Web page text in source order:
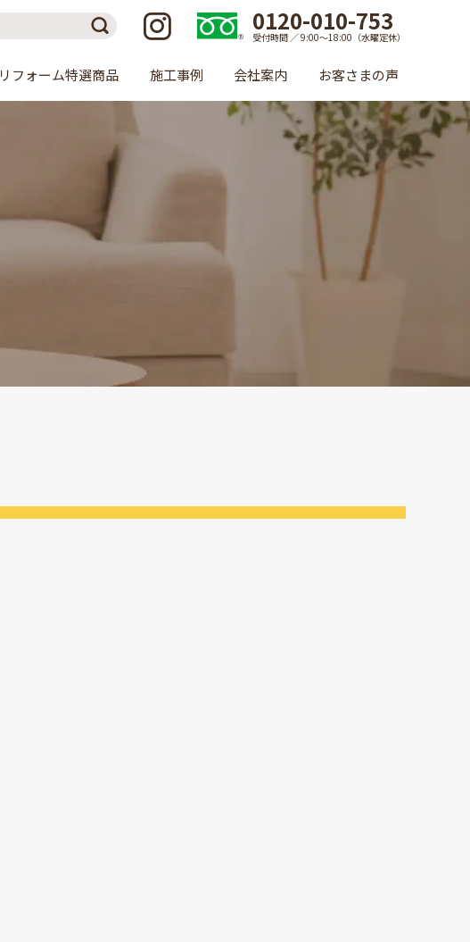
0120-010-753
受付時間 ／ 9:00〜18:00（水曜定休）
リフォーム特選商品 施工事例 会社案内 お客さまの声